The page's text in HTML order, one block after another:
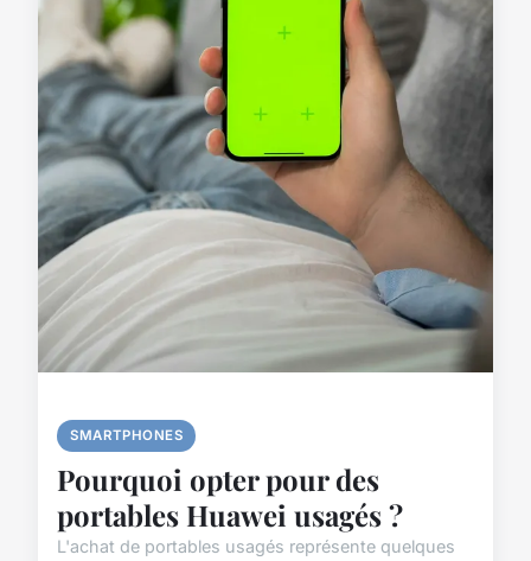
SMARTPHONES
Pourquoi opter pour des
portables Huawei usagés ?
L'achat de portables usagés représente quelques